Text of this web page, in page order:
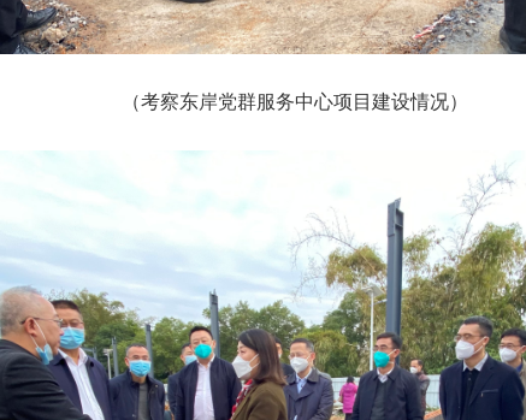
（考察东岸党群服务中心项目建设情况）